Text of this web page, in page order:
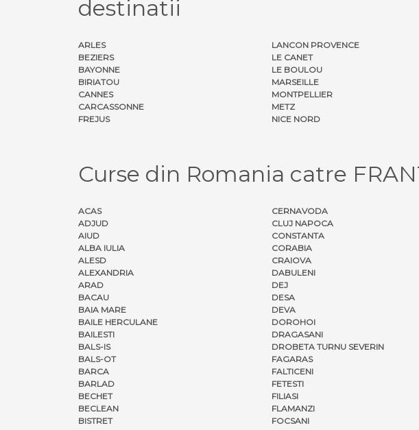
destinatii
ARLES
BEZIERS
BAYONNE
BIRIATOU
CANNES
CARCASSONNE
FREJUS
LANCON PROVENCE
LE CANET
LE BOULOU
MARSEILLE
MONTPELLIER
METZ
NICE NORD
Curse din Romania catre
ACAS
ADJUD
AIUD
ALBA IULIA
ALESD
ALEXANDRIA
ARAD
BACAU
BAIA MARE
BAILE HERCULANE
BAILESTI
BALS-IS
BALS-OT
BARCA
BARLAD
BECHET
BECLEAN
BISTRET
CERNAVODA
CLUJ NAPOCA
CONSTANTA
CORABIA
CRAIOVA
DABULENI
DEJ
DESA
DEVA
DOROHOI
DRAGASANI
DROBETA TURNU SEVERIN
FAGARAS
FALTICENI
FETESTI
FILIASI
FLAMANZI
FOCSANI